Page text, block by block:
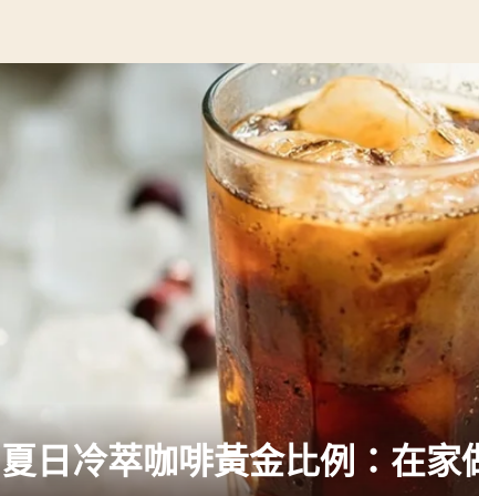
夏日冷萃咖啡黃金比例：在家